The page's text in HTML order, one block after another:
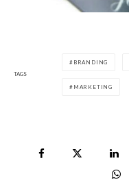
TAGS
BRANDING
MARKETING